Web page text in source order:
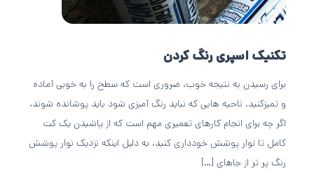
تکنیک اسپری رنگ کردن
برای رسیدن به نتیجه خوب، ضروری است که سطح را به خوبی آماده
و تمیزکنید. ناحیه هایی که نباید رنگ آمیزی شود باید پوشانده شوند،
اگر چه برای انجام کارهای تعمیری مهم است که از پاشیدن یک کت
کامل تا نوار پوشش خودداری کنید، به دلیل اینکه نزدیک نوار پوشش
رنگ پر تر از جاهای […]